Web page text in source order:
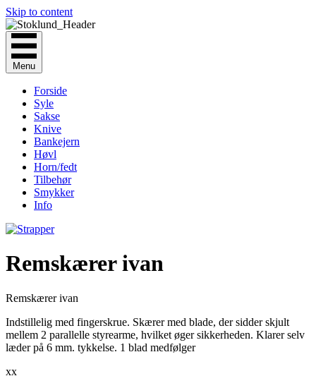
Skip to content
Menu
Forside
Syle
Sakse
Knive
Bankejern
Høvl
Horn/fedt
Tilbehør
Smykker
Info
Remskærer ivan
Remskærer ivan
Indstillelig med fingerskrue. Skærer med blade, der sidder skjult
mellem 2 parallelle styrearme, hvilket øger sikkerheden. Klarer selv
læder på 6 mm. tykkelse. 1 blad medfølger
xx